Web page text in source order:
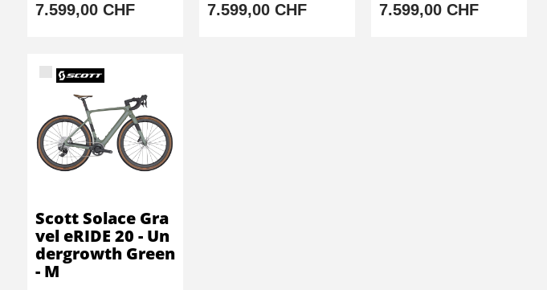
7.599,00 CHF 7.599,00 CHF 7.599,00 CHF
Scott Solace Gra
vel eRIDE 20 - Un
dergrowth Green
- M